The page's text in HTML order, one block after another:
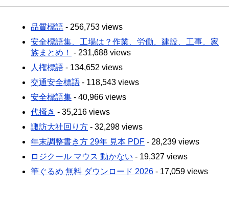
品質標語 - 256,753 views
安全標語集、工場は？作業、労働、建設、工事、家
族まとめ！
- 231,688 views
人権標語 - 134,652 views
交通安全標語 - 118,543 views
安全標語集 - 40,966 views
代掻き - 35,216 views
諏訪大社回り方 - 32,298 views
年末調整書き方 29年 見本 PDF - 28,239 views
ロジクール マウス 動かない - 19,327 views
筆ぐるめ 無料 ダウンロード 2026 - 17,059 views